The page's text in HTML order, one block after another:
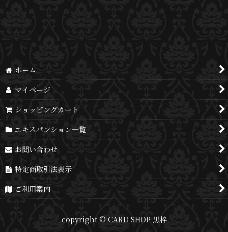
ホーム
マイページ
ショッピングカート
エキスパンション一覧
お問い合わせ
特定商取引法表示
ご利用案内
copyright © CARD SHOP 黒枠